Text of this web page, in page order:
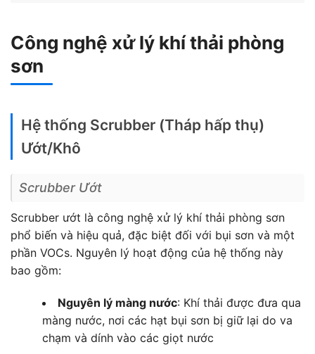
Công nghệ xử lý khí thải phòng
sơn
Hệ thống Scrubber (Tháp hấp thụ)
Ướt/Khô
Scrubber Ướt
Scrubber ướt là công nghệ xử lý khí thải phòng sơn
phổ biến và hiệu quả, đặc biệt đối với bụi sơn và một
phần VOCs. Nguyên lý hoạt động của hệ thống này
bao gồm:
Nguyên lý màng nước: Khí thải được đưa qua
màng nước, nơi các hạt bụi sơn bị giữ lại do va
chạm và dính vào các giọt nước